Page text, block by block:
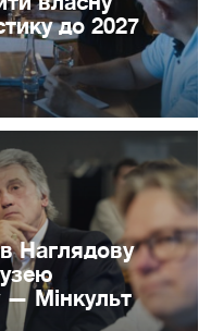
до 2027
Наглядову
— Мінкульт